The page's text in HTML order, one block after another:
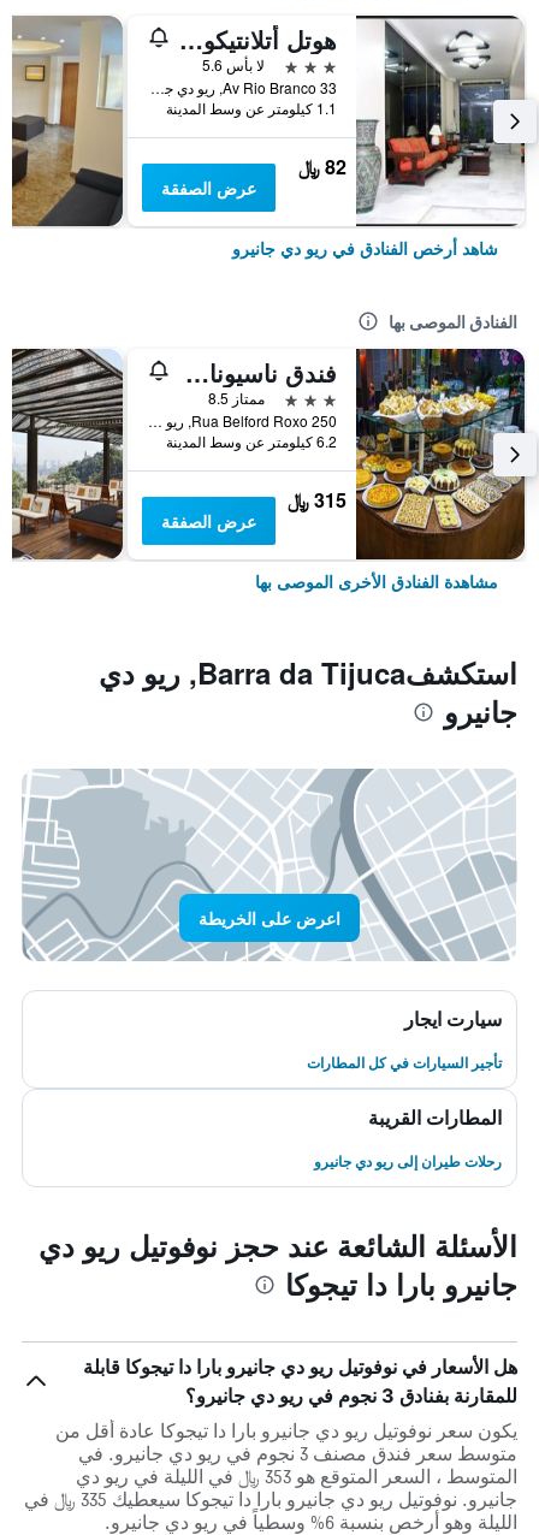
هوتل أتلانتيكو أفينيدا
3 نجوم
لا بأس 5.6
Av Rio Branco 33, ريو دي جانيرو, البرازيل
1.1 كيلومتر عن وسط المدينة
82 ﷼
عرض الصفقة
شاهد أرخص الفنادق في ريو دي جانيرو
الفنادق الموصى بها
فندق ناسيونال إن ريو كوباكابانا
3 نجوم
ممتاز 8.5
Rua Belford Roxo 250, ريو دي جانيرو, البرازيل
6.2 كيلومتر عن وسط المدينة
315 ﷼
عرض الصفقة
مشاهدة الفنادق الأخرى الموصى بها
استكشفBarra da Tijuca, ريو دي
جانيرو
اعرض على الخريطة
سيارت ايجار
تأجير السيارات في كل المطارات
المطارات القريبة
رحلات طيران إلى ريو دي جانيرو
الأسئلة الشائعة عند حجز نوفوتيل ريو دي
جانيرو بارا دا تيجوكا
هل الأسعار في نوفوتيل ريو دي جانيرو بارا دا تيجوكا قابلة
للمقارنة بفنادق 3 نجوم في ريو دي جانيرو؟
يكون سعر نوفوتيل ريو دي جانيرو بارا دا تيجوكا عادة أقل من
متوسط ​​سعر فندق مصنف 3 نجوم في ريو دي جانيرو. في
المتوسط ، السعر المتوقع هو 353 ﷼ في الليلة في ريو دي
جانيرو. نوفوتيل ريو دي جانيرو بارا دا تيجوكا سيعطيك 335 ﷼ في
الليلة وهو أرخص بنسبة 6% وسطياً في ريو دي جانيرو.